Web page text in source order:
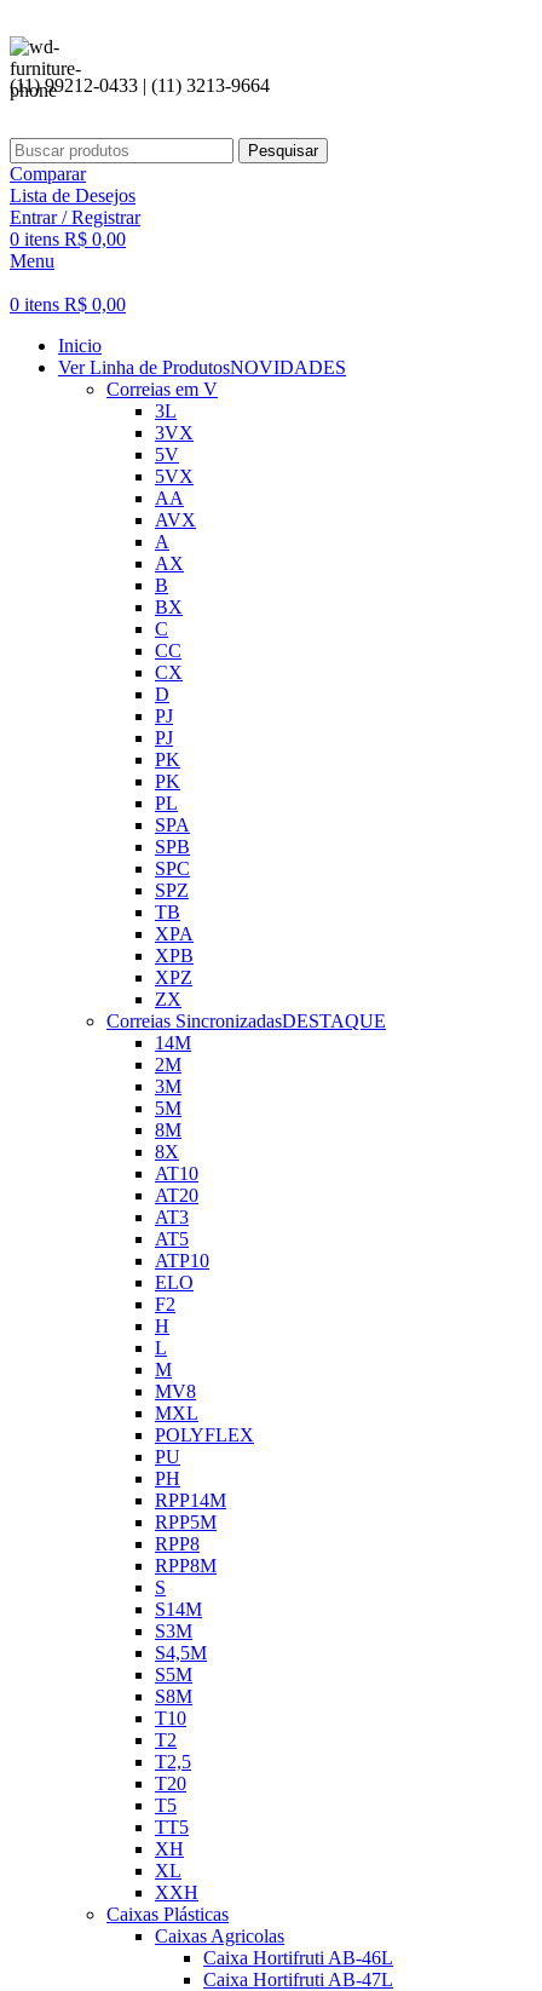
(11) 99212-0433 | (11) 3213-9664
Pesquisar
Comparar
Lista de Desejos
Entrar / Registrar
0 itens R$ 0,00
Menu
0 itens R$ 0,00
Inicio
Ver Linha de ProdutosNOVIDADES
Correias em V
3L
3VX
5V
5VX
AA
AVX
A
AX
B
BX
C
CC
CX
D
PJ
PJ
PK
PK
PL
SPA
SPB
SPC
SPZ
TB
XPA
XPB
XPZ
ZX
Correias SincronizadasDESTAQUE
14M
2M
3M
5M
8M
8X
AT10
AT20
AT3
AT5
ATP10
ELO
F2
H
L
M
MV8
MXL
POLYFLEX
PU
PH
RPP14M
RPP5M
RPP8
RPP8M
S
S14M
S3M
S4,5M
S5M
S8M
T10
T2
T2,5
T20
T5
TT5
XH
XL
XXH
Caixas Plásticas
Caixas Agricolas
Caixa Hortifruti AB-46L
Caixa Hortifruti AB-47L